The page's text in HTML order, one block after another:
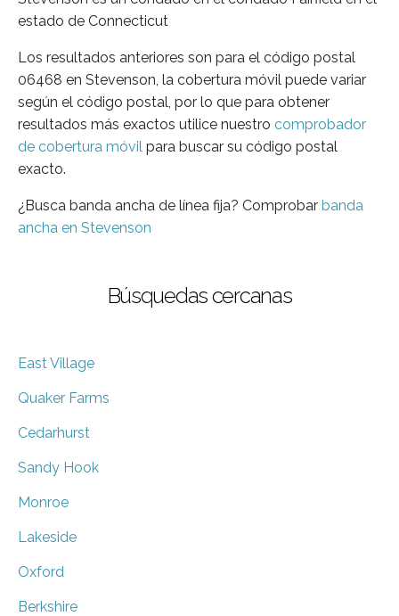
estado de Connecticut
Los resultados anteriores son para el código postal
06468 en Stevenson, la cobertura móvil puede variar
según el código postal, por lo que para obtener
resultados más exactos utilice nuestro comprobador
de cobertura móvil para buscar su código postal
exacto.
¿Busca banda ancha de línea fija? Comprobar banda
ancha en Stevenson
Búsquedas cercanas
East Village
Quaker Farms
Cedarhurst
Sandy Hook
Monroe
Lakeside
Oxford
Berkshire